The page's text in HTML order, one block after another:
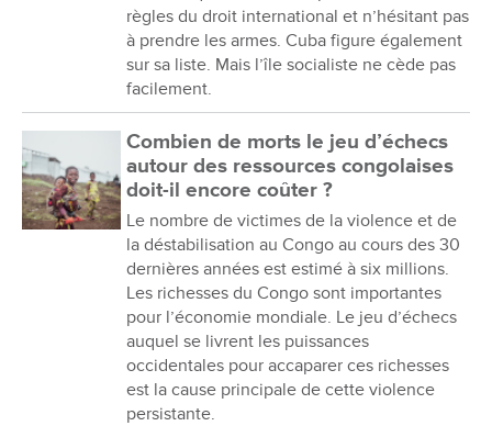
règles du droit international et n’hésitant pas
à prendre les armes. Cuba figure également
sur sa liste. Mais l’île socialiste ne cède pas
facilement.
Combien de morts le jeu d’échecs
autour des ressources congolaises
doit-il encore coûter ?
Le nombre de victimes de la violence et de
la déstabilisation au Congo au cours des 30
dernières années est estimé à six millions.
Les richesses du Congo sont importantes
pour l’économie mondiale. Le jeu d’échecs
auquel se livrent les puissances
occidentales pour accaparer ces richesses
est la cause principale de cette violence
persistante.